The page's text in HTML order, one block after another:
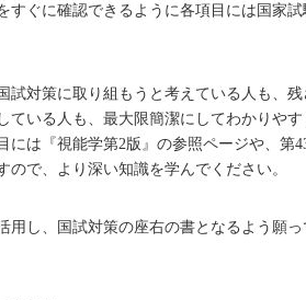
すぐに確認できるように各項目には国家
試対策に取り組もうと考えている人も、
ている人も、最大限簡潔にしてわかりや
には『視能学第2版』の参照ページや、第
ので、より深い知識を学んでください。
用し、国試対策の座右の書となるよう願っ